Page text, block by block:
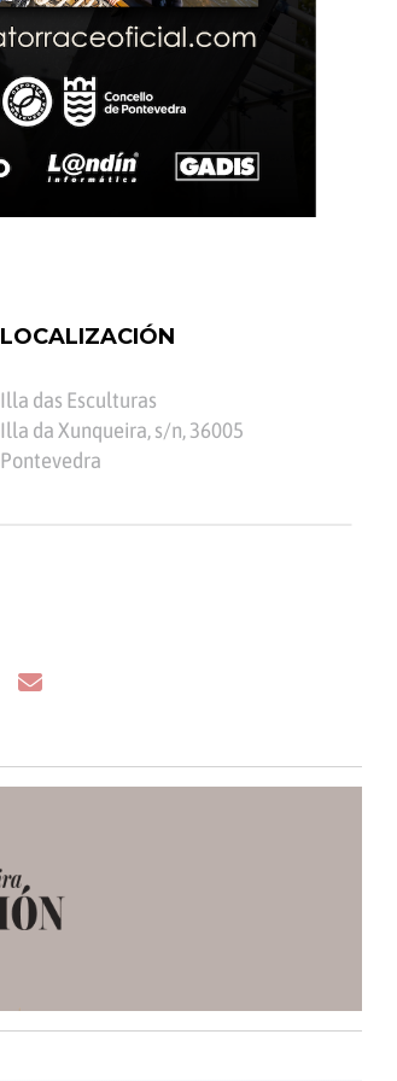
LOCALIZACIÓN
Illa das Esculturas
Illa da Xunqueira, s/n, 36005
Pontevedra